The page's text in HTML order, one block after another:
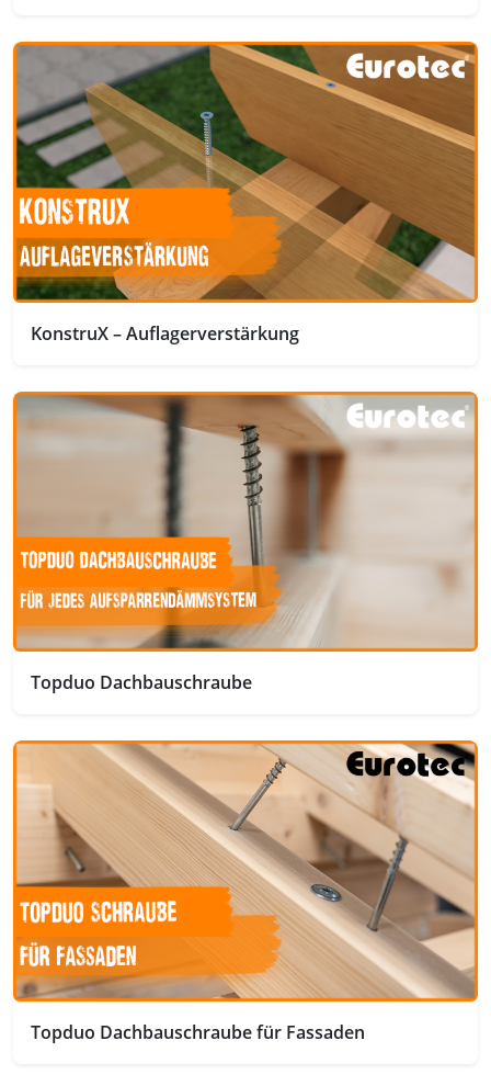
KonstruX – Auflagerverstärkung
Topduo Dachbauschraube
Topduo Dachbauschraube für Fassaden